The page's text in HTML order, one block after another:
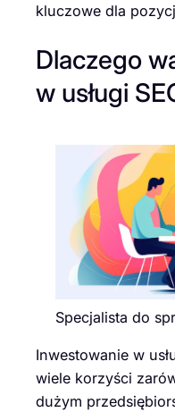
kluczowe dla
Dlaczego
w usługi
Specjalista do
Inwestowanie w
wiele korzyści
dużym